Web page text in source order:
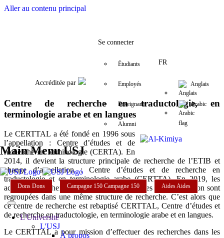
Aller au contenu principal
FacebookTwitter
Accréditée par
Se connecter
Étudiants
Employés
Enseignants
Alumni
FR
Anglais
Arabic
Main Menu USJ
Dons Dons Campagne 150 Campagne 150 AidesAides
L'Université
L'USJ
À propos
Centre de recherche en traductologie, en
terminologie arabe et en langues
Le CERTTAL a été fondé en 1996 sous
l’appellation : Centre d’études et de
recherche en terminologie (CERTA). En
2014, il devient la structure principale de recherche de l’ETIB et
change d’appellation : Centre d’études et de recherche en
traductologie et en terminologie arabe (CERTTA). En 2019, les
activités de recherche de la Faculté de langues et de traduction sont
regroupées dans une même structure de recherche. C’est alors que
ce centre de recherche est rebaptisé CERTTAL, Centre d’études et
de recherche en traductologie, en terminologie arabe et en langues.
Le CERTTAL a pour mission d’effectuer des recherches dans les